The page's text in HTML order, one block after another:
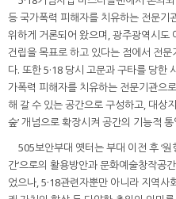
등 국가폭력 피해자를 치유하는 전문기
위하게 거론되어 왔으며, 광주광역시도
건립을 목표로 하고 있다는 점에서 전
다. 또한 5·18 당시 고문과 구타를 당한
가폭력 피해자를 치유하는 전문기관으
해 갈 수 있는 공간으로 구성하고, 대상
숲’ 개념으로 확장시켜 공간의 기능적
505보안부대 옛터는 부대 이전 후 ‘원
간’으로의 활용방안과 문화예술창작공
었으나, 5·18관련자뿐만 아니라 지역사